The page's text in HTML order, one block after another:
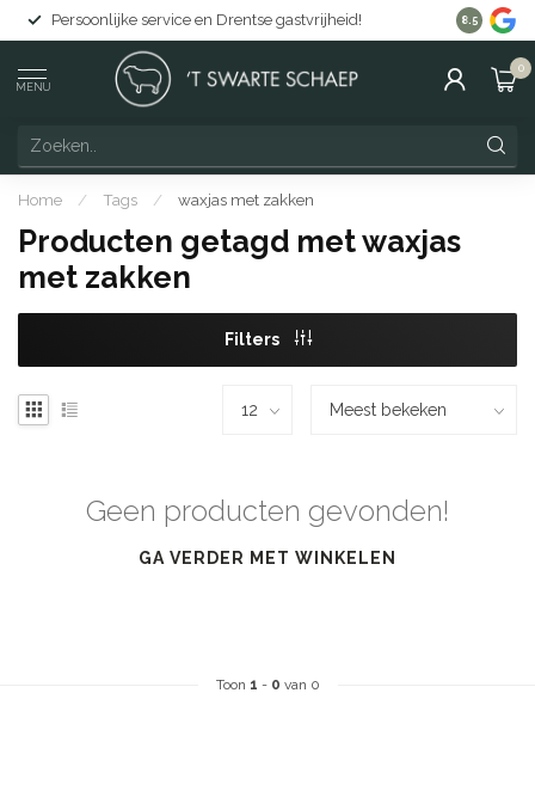
Persoonlijke service en Drentse gastvrijheid! Gratis
8.5
MENU
0
Home / Tags / waxjas met zakken
Producten getagd met waxjas
met zakken
Filters
Geen producten gevonden!
GA VERDER MET WINKELEN
Toon 1 - 0 van 0